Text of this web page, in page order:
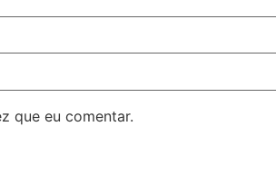
que eu comentar.